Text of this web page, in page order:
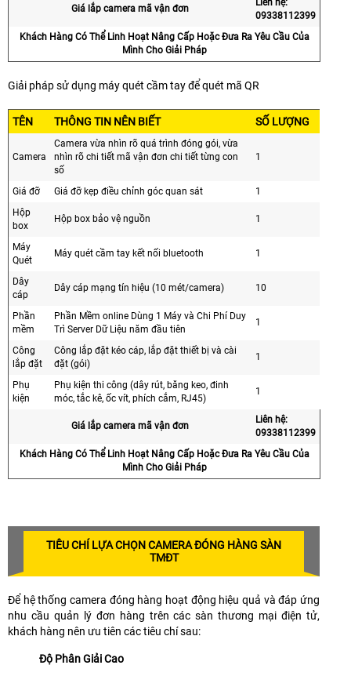
Giá lắp camera mã vận đơn
Liên hệ:
09338112399
Khách Hàng Có Thể Linh Hoạt Nâng Cấp Hoặc Đưa Ra Yêu Cầu Của
Mình Cho Giải Pháp
Giải pháp sử dụng máy quét cầm tay để quét mã QR
TÊN THÔNG TIN NÊN BIẾT SỐ LƯỢNG
Camera
Camera vừa nhìn rõ quá trình đóng gói, vừa
nhìn rõ chi tiết mã vận đơn chi tiết từng con
số
1
Giá đỡ Giá đỡ kẹp điều chỉnh góc quan sát
1
Hộp
box
Hộp box bảo vệ nguồn 1
Máy
Quét
Máy quét cầm tay kết nối bluetooth 1
Dây
cáp
Dây cáp mạng tín hiệu (10 mét/camera) 10
Phần
mềm
Phần Mềm online Dùng 1 Máy và Chi Phí Duy
Trì Server Dữ Liệu năm đầu tiên
1
Công
lắp đặt
Công lắp đặt kéo cáp, lắp đặt thiết bị và cài
đặt (gói)
1
Phụ
kiện
Phụ kiện thi công (dây rút, băng keo, đinh
móc, tắc kê, ốc vít, phích cắm, RJ45)
1
Giá lắp camera mã vận đơn
Liên hệ:
09338112399
Khách Hàng Có Thể Linh Hoạt Nâng Cấp Hoặc Đưa Ra Yêu Cầu Của
Mình Cho Giải Pháp
TIÊU CHÍ LỰA CHỌN CAMERA ĐÓNG HÀNG SÀN
TMĐT
Để hệ thống camera đóng hàng hoạt động hiệu quả và đáp ứng
nhu cầu quản lý đơn hàng trên các sàn thương mại điện tử,
khách hàng nên ưu tiên các tiêu chí sau:
Độ Phân Giải Cao